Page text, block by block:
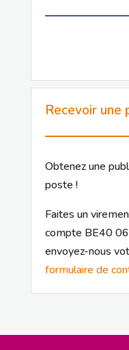
Recevoir une
Obtenez une
poste !
Faites un
compte BE40
envoyez-nous
formulaire de